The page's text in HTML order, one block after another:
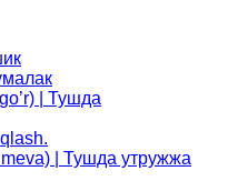
| Тушда
| Тушда утружжа